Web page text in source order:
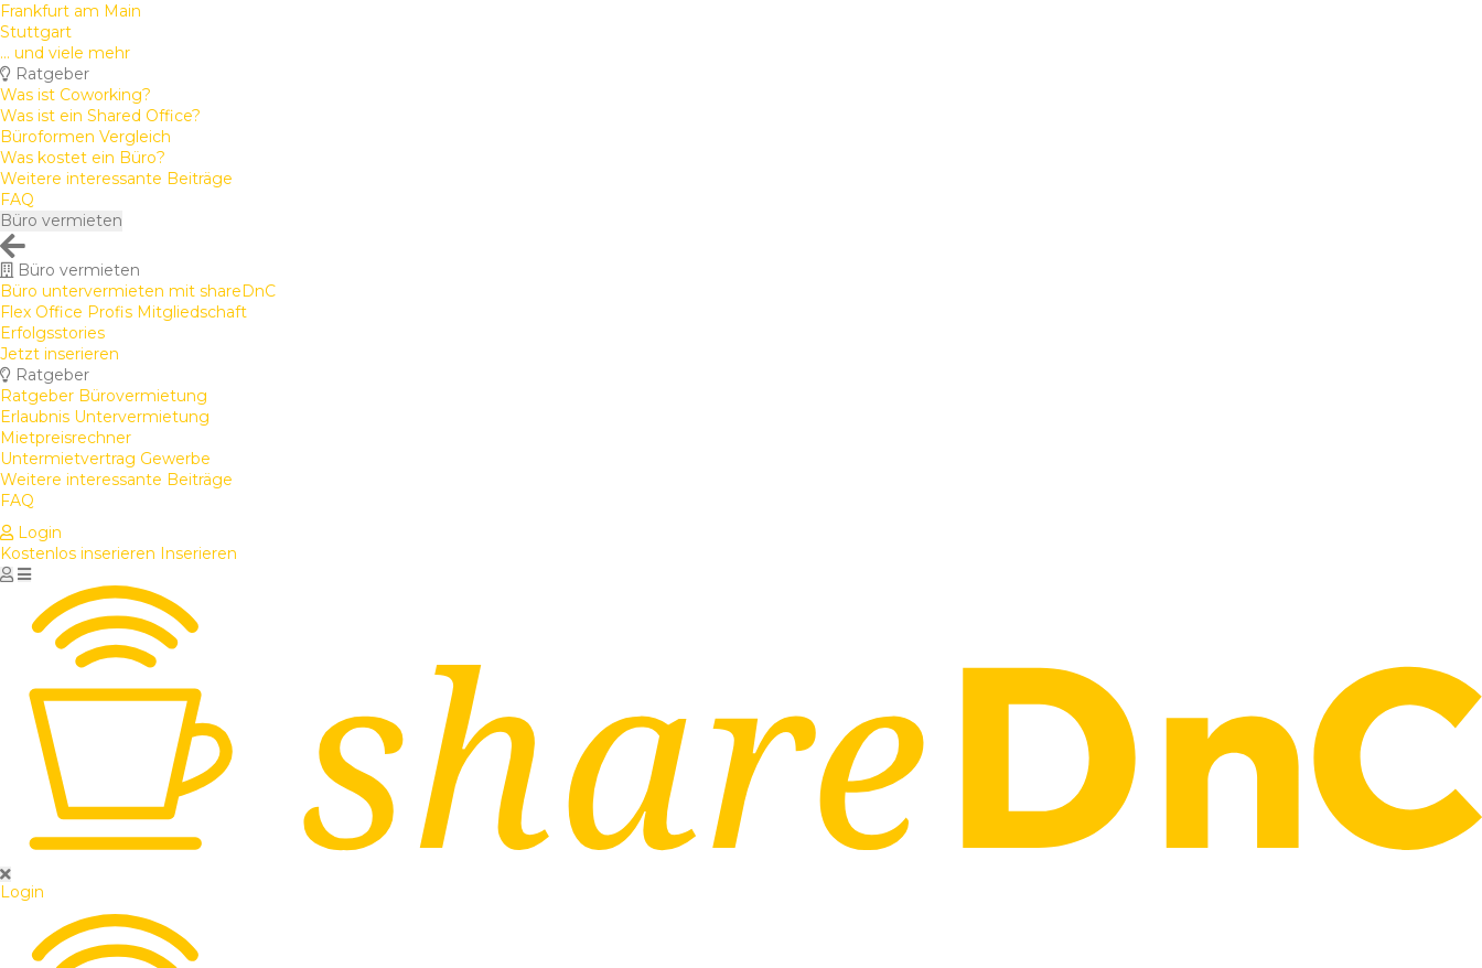
Frankfurt am Main
Stuttgart
... und viele mehr
Ratgeber
Was ist Coworking?
Was ist ein Shared Office?
Büroformen Vergleich
Was kostet ein Büro?
Weitere interessante Beiträge
FAQ
Büro vermieten
Büro vermieten
Büro untervermieten mit shareDnC
Flex Office Profis Mitgliedschaft
Erfolgsstories
Jetzt inserieren
Ratgeber
Ratgeber Bürovermietung
Erlaubnis Untervermietung
Mietpreisrechner
Untermietvertrag Gewerbe
Weitere interessante Beiträge
FAQ
Login
Kostenlos inserieren Inserieren
Login